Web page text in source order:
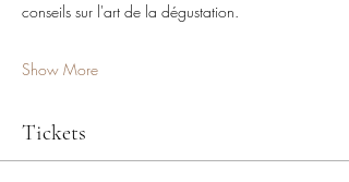
conseils sur l'art de la dégustation.
Show More
Tickets